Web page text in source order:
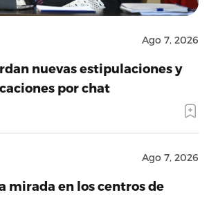
Ago 7, 2026
nuevas estipulaciones y
por chat
Ago 7, 2026
mirada en los centros de